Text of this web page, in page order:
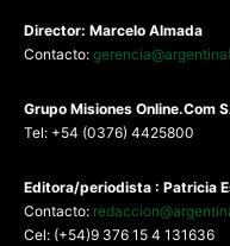
Director: Marcelo Almada
Contacto:
Grupo Misiones Online.Com
Tel: +54 (0376) 4425800
Editora/periodista : Patricia
Contacto:
Cel: (+54)9 376 15 4 131636